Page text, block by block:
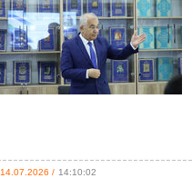
14.07.2026 / 14:10:02